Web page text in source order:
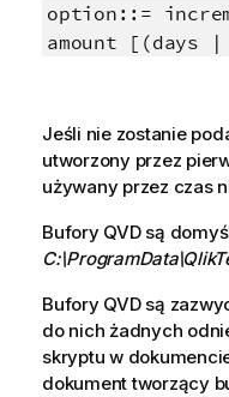
option::=
amount [(days
Jeśli nie zostanie
utworzony przez
używany przez czas
Bufory QVDsą
Bufory QVDsą
do nich żadnych
skryptu w
dokument tworzący